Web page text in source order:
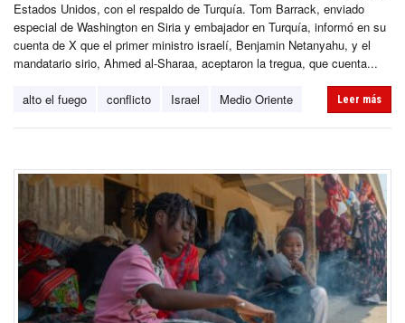
Estados Unidos, con el respaldo de Turquía. Tom Barrack, enviado
especial de Washington en Siria y embajador en Turquía, informó en su
cuenta de X que el primer ministro israelí, Benjamin Netanyahu, y el
mandatario sirio, Ahmed al-Sharaa, aceptaron la tregua, que cuenta...
alto el fuego conflicto Israel Medio Oriente Leer más